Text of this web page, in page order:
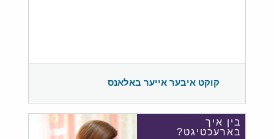
קוקט איבער אייער באלאנס
בין איך
בארעכטיגט?